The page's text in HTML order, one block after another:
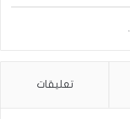
تعليقات